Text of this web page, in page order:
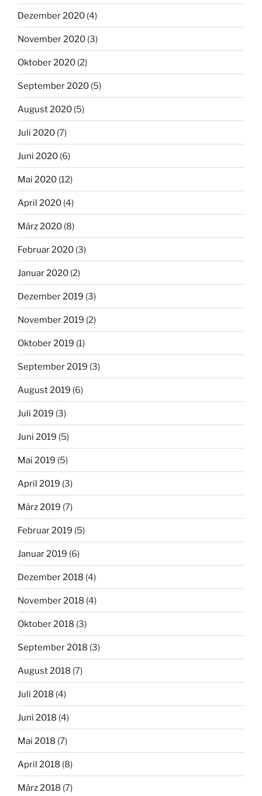
Dezember 2020 (4)
November 2020 (3)
Oktober 2020 (2)
September 2020 (5)
August 2020 (5)
Juli 2020 (7)
Juni 2020 (6)
Mai 2020 (12)
April 2020 (4)
März 2020 (8)
Februar 2020 (3)
Januar 2020 (2)
Dezember 2019 (3)
November 2019 (2)
Oktober 2019 (1)
September 2019 (3)
August 2019 (6)
Juli 2019 (3)
Juni 2019 (5)
Mai 2019 (5)
April 2019 (3)
März 2019 (7)
Februar 2019 (5)
Januar 2019 (6)
Dezember 2018 (4)
November 2018 (4)
Oktober 2018 (3)
September 2018 (3)
August 2018 (7)
Juli 2018 (4)
Juni 2018 (4)
Mai 2018 (7)
April 2018 (8)
März 2018 (7)